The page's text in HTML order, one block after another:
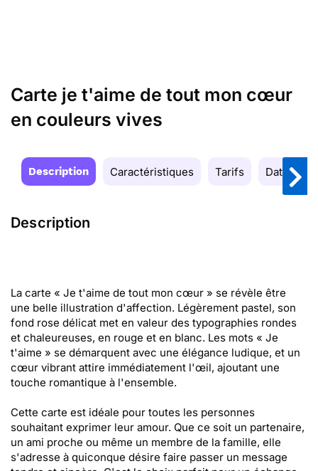
Carte je t'aime de tout mon cœur
en couleurs vives
Description Caractéristiques Tarifs Date de
Description
La carte « Je t'aime de tout mon cœur » se révèle être
une belle illustration d'affection. Légèrement pastel, son
fond rose délicat met en valeur des typographies rondes
et chaleureuses, en rouge et en blanc. Les mots « Je
t'aime » se démarquent avec une élégance ludique, et un
cœur vibrant attire immédiatement l'œil, ajoutant une
touche romantique à l'ensemble.
Cette carte est idéale pour toutes les personnes
souhaitant exprimer leur amour. Que ce soit un partenaire,
un ami proche ou même un membre de la famille, elle
s'adresse à quiconque désire faire passer un message